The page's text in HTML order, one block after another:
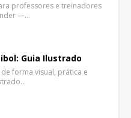
professores e treinadores
—…
Guia Ilustrado
forma visual, prática e